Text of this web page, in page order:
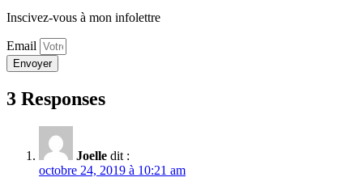
Inscivez-vous à mon infolettre
Email
Envoyer
3 Responses
Joelle dit :
octobre 24, 2019 à 10:21 am